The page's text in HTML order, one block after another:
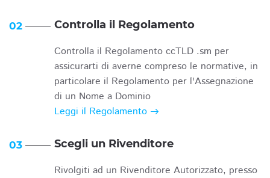
02 Controlla il Regolamento
Controlla il Regolamento ccTLD .sm per
assicurarti di averne compreso le normative, in
particolare il Regolamento per l'Assegnazione
di un Nome a Dominio
Leggi il Regolamento
03 Scegli un Rivenditore
Rivolgiti ad un Rivenditore Autorizzato, presso